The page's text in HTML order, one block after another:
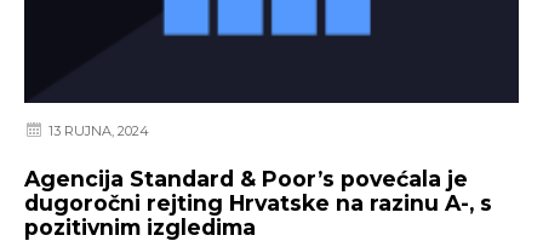
13 RUJNA, 2024
Agencija Standard & Poor’s povećala je
dugoročni rejting Hrvatske na razinu A-, s
pozitivnim izgledima